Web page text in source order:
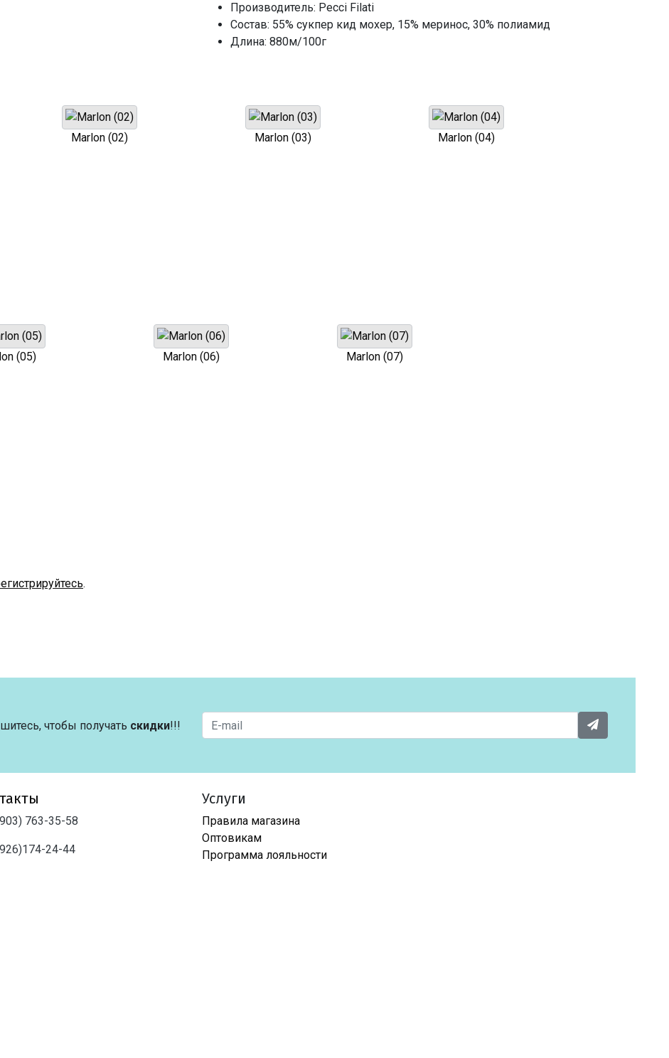
Производитель: Pecci Filati
Состав: 55% сукпер кид мохер, 15% меринос, 30% полиамид
Длина: 880м/100г
Marlon (02) Marlon (03) Marlon (04)
(05) Marlon (06) Marlon (07)
.
чтобы получать скидки!!!
763-35-58
24-44
Услуги
Правила магазина
Оптовикам
Программа лояльности